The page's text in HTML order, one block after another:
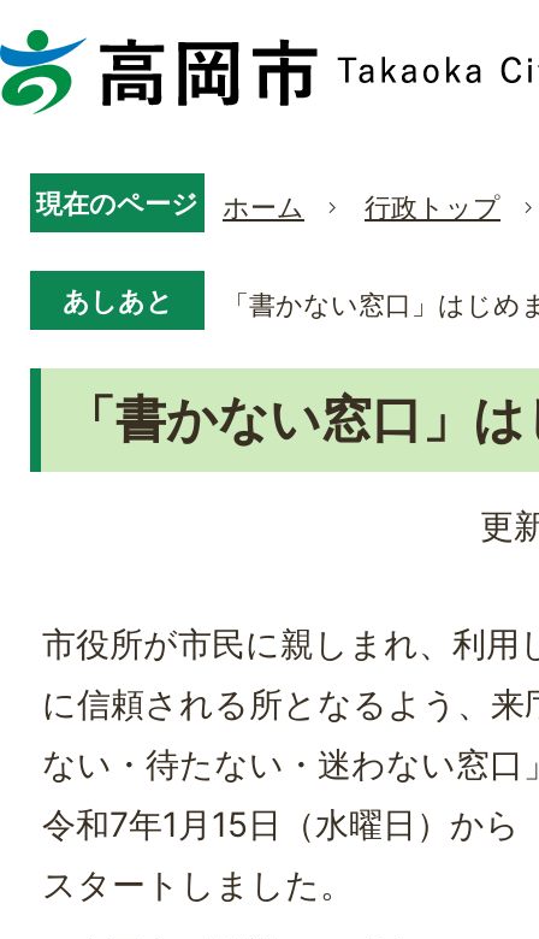
現在のページ ホーム 行政トップ
あしあと 「書かない窓口」はじめ
「書かない窓口」
更
市役所が市民に親しまれ、利用
に信頼される所となるよう、来
ない・待たない・迷わない窓口
令和7年1月15日（水曜日）から
スタートしました。